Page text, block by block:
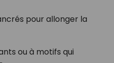
pour allonger la
ou à motifs qui